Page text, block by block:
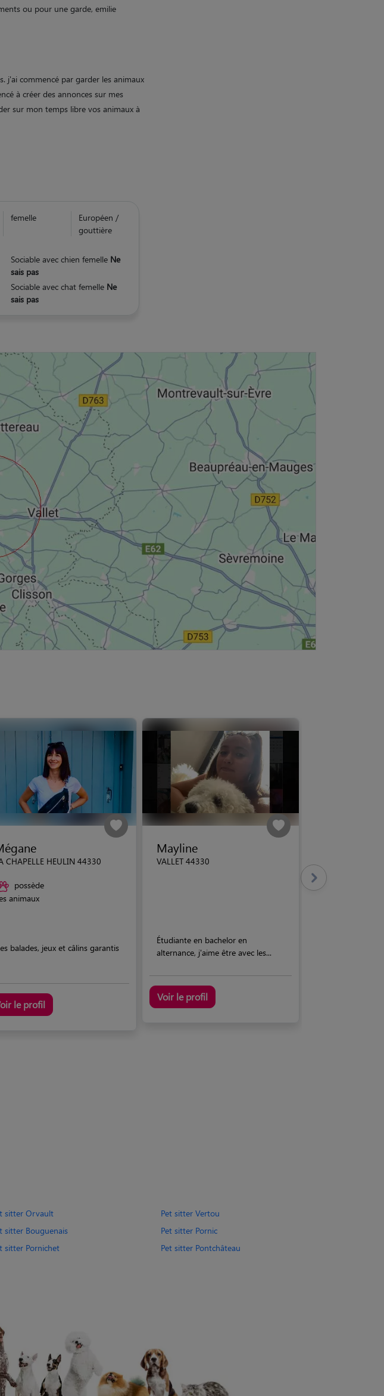
ou pour une garde, emilie
j'ai commencé par garder les animaux
à créer des annonces sur mes
sur mon temps libre vos animaux à
femelle
Européen /
gouttière
Sociable avec chien femelle Ne
sais pas
Sociable avec chat femelle Ne
sais pas
CHAPELLE HEULIN 44330
possède
animaux
balades, jeux et câlins garantis
le profil
Mayline
VALLET 44330
Étudiante en bachelor en
alternance, j'aime être avec les...
Voir le profil
sitter Orvault
Pet sitter Vertou
sitter Bouguenais
Pet sitter Pornic
sitter Pornichet
Pet sitter Pontchâteau